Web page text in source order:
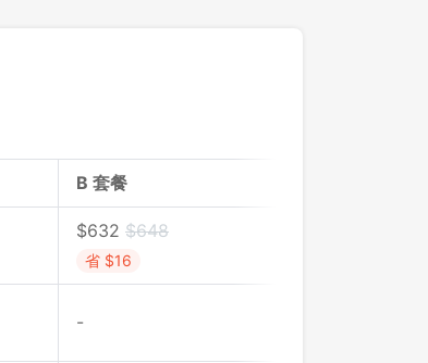
B 套餐
$632 $648
省 $16
-